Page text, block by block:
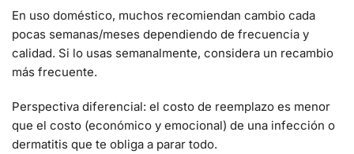
En uso doméstico, muchos recomiendan cambio cada
pocas semanas/meses dependiendo de frecuencia y
calidad. Si lo usas semanalmente, considera un recambio
más frecuente.
Perspectiva diferencial: el costo de reemplazo es menor
que el costo (económico y emocional) de una infección o
dermatitis que te obliga a parar todo.